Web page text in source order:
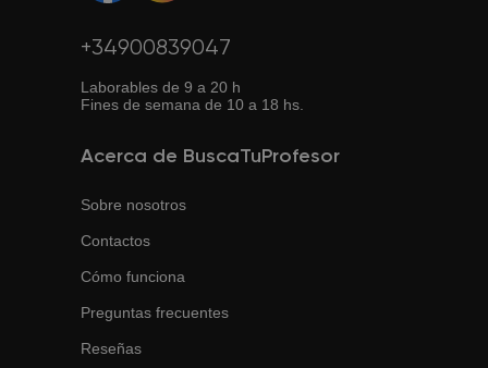
+34900839047
Laborables de 9 a 20 h
Fines de semana de 10 a 18 hs.
Acerca de BuscaTuProfesor
Sobre nosotros
Contactos
Cómo funciona
Preguntas frecuentes
Reseñas